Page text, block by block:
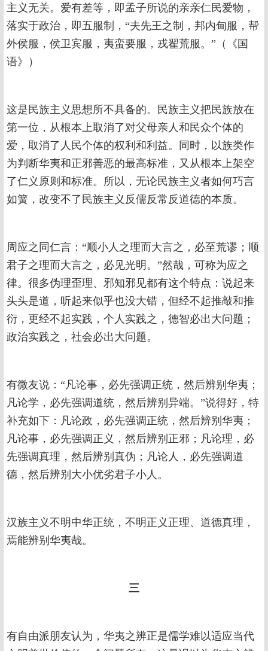
主义无关。爱有差等，即孟子所说的亲亲仁民爱物，
落实于政治，即五服制，“夫先王之制，邦内甸服，帮
外侯服，侯卫宾服，夷蛮要服，戎翟荒服。”（《国
语》）
这是民族主义思想所不具备的。民族主义把民族放在
第一位，从根本上取消了对父母亲人和民众个体的
爱，取消了人民个体的权利和利益。同时，以族类作
为判断华夷和正邪善恶的最高标准，又从根本上架空
了仁义原则和标准。所以，无论民族主义者如何巧言
如簧，改变不了民族主义反儒反常反道德的本质。
周应之同仁言：“顺小人之理而大言之，必至荒谬；顺
君子之理而大言之，必见光明。”然哉，可称为应之
律。很多伪理歪理、邪知邪见都有这个特点：说起来
头头是道，听起来似乎也没大错，但经不起推敲和推
衍，更经不起实践，个人实践之，德智必出大问题；
政治实践之，社会必出大问题。
有微友说：“凡论事，必先强调正统，然后辨别华夷；
凡论学，必先强调道统，然后辨别异端。”说得好，特
补充如下：凡论政，必先强调正统，然后辨别华夷；
凡论事，必先强调正义，然后辨别正邪；凡论理，必
先强调真理，然后辨别真伪；凡论人，必先强调道
德，然后辨别大小优劣君子小人。
汉族主义不明中华正统，不明正义正理、道德真理，
焉能辨别华夷哉。
三
有自由派朋友认为，华夷之辨正是儒学难以适应当代